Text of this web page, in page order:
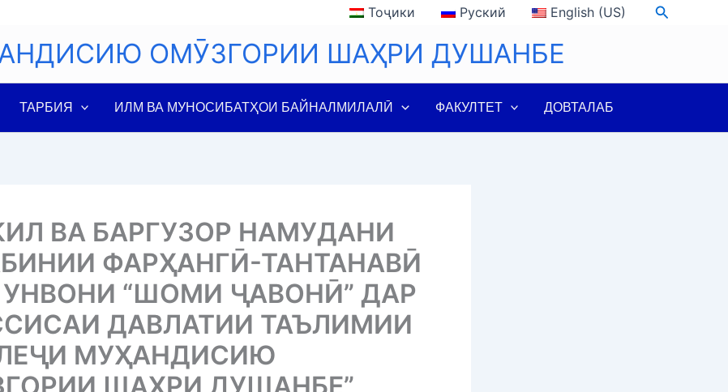
Тоҷики Руский English (US) Search
ОМӮЗГОРИИ ШАҲРИ ДУШАНБЕ
ТАРБИЯ ИЛМ ВА МУНОСИБАТҲОИ БАЙНАЛМИЛАЛӢ ФАКУЛТЕТ ДОВТАЛАБ
ВА БАРГУЗОР НАМУДАНИ
ФАРҲАНГӢ-ТАНТАНАВӢ
УНВОНИ “ШОМИ ҶАВОНӢ” ДАР
ДАВЛАТИИ ТАЪЛИМИИ
МУҲАНДИСИЮ